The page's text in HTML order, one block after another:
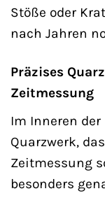
Stöße oder
nach Jahren
Präzises
Zeitmessung
Im Inneren
Quarzwerk,
Zeitmessung
besonders